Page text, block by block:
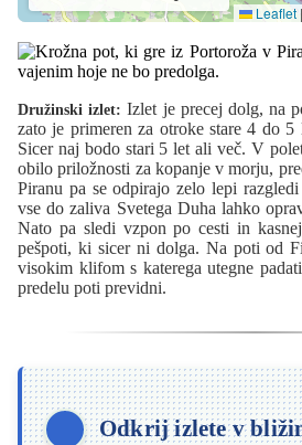
Leaflet |
Družinski izlet: Izlet je precej dolg, na
zato je primeren za otroke stare 4 do
Sicer naj bodo stari 5 let ali več. V
obilo priložnosti za kopanje v morju,
Piranu pa se odpirajo zelo lepi
vse do zaliva Svetega Duha lahko
Nato pa sledi vzpon po cesti in
pešpoti, ki sicer ni dolga. Na poti od
visokim klifom s katerega utegne
predelu poti previdni.
Odkrij izlete v